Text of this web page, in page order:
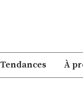
Tendances À